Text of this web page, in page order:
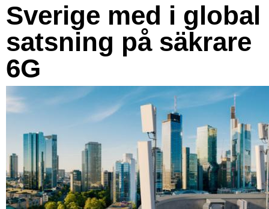
Sverige med i global
satsning på säkrare
6G